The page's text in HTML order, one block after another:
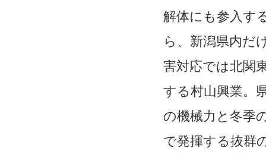
解体にも参入す
ら、新潟県内だ
害対応では北関
する村山興業。
の機械力と冬季
で発揮する抜群